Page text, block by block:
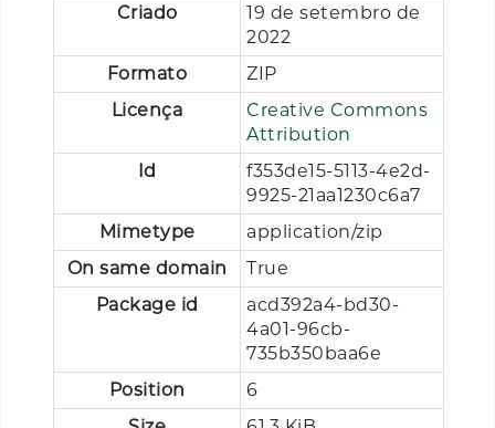
Criado
19 de setembro de
2022
Formato
ZIP
Licença
Creative Commons
Attribution
Id
f353de15-5113-4e2d-
9925-21aa1230c6a7
Mimetype
application/zip
On same domain
True
Package id
acd392a4-bd30-
4a01-96cb-
735b350baa6e
Position
6